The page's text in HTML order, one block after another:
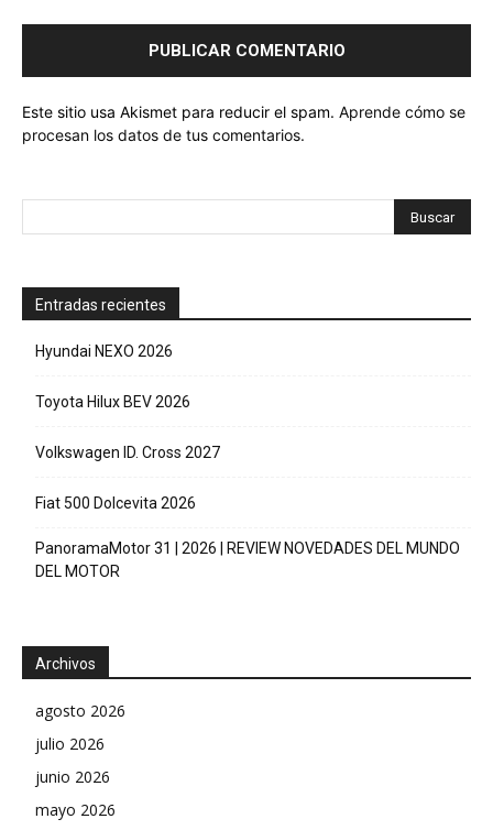
Este sitio usa Akismet para reducir el spam. Aprende cómo se
procesan los datos de tus comentarios.
Entradas recientes
Hyundai NEXO 2026
Toyota Hilux BEV 2026
Volkswagen ID. Cross 2027
Fiat 500 Dolcevita 2026
PanoramaMotor 31 | 2026 | REVIEW NOVEDADES DEL MUNDO
DEL MOTOR
Archivos
agosto 2026
julio 2026
junio 2026
mayo 2026